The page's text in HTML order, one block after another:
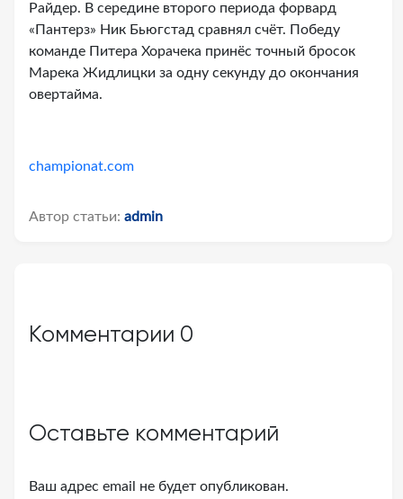
Райдер. В середине второго периода форвард
«Пантерз» Ник Бьюгстад сравнял счёт. Победу
команде Питера Хорачека принёс точный бросок
Марека Жидлицки за одну секунду до окончания
овертайма.
championat.com
Автор статьи: admin
Комментарии 0
Оставьте комментарий
Ваш адрес email не будет опубликован.